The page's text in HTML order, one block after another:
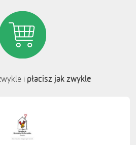
i płacisz jak zwykle